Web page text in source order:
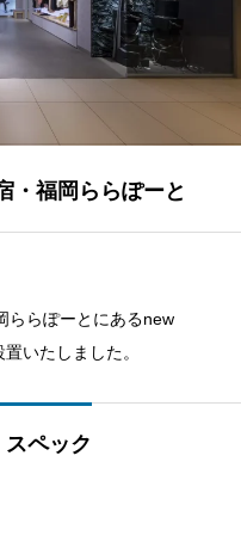
・福岡ららぽーと
ららぽーとにあるnew
いたしました。
ペック